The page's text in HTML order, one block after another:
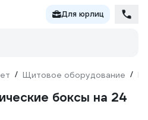
Для юрлиц
/ Щитовое оборудование /
боксы на 24